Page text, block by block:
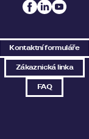
Kontaktní formuláře
Zákaznická linka
FAQ